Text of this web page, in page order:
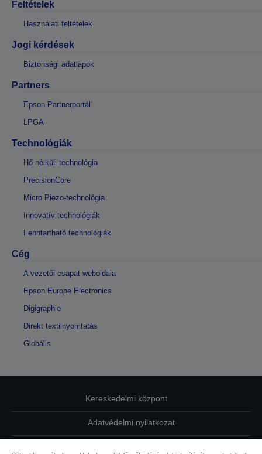
Feltételek
Használati feltételek
Jogi kérdések
Biztonsági adatlapok
Partners
Epson Partnerportál
LPGA
Technológiák
Hő nélküli technológia
PrecisionCore
Micro Piezo-technológia
Innovatív technológiák
Fenntartható technológiák
Cég
A vezetői csapat weboldala
Epson Europe Electronics
Digigraphie
Direkt textilnyomtatás
Globális
Kereskedelmi központ
Adatvédelmi nyilatkozat